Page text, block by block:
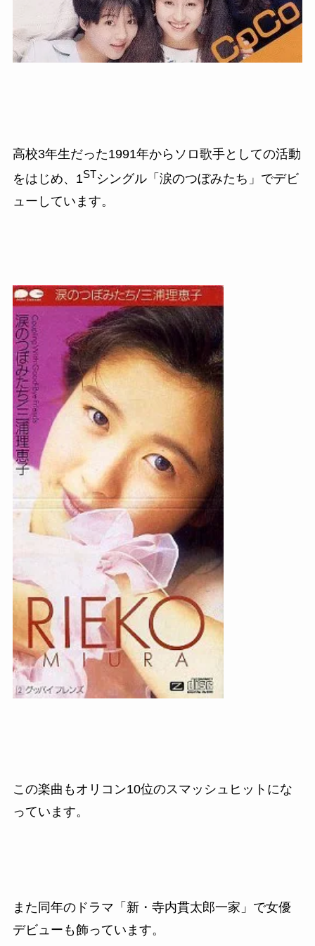
高校3年生だった1991年からソロ歌手としての活動
をはじめ、 1STシングル「涙のつぼみたち」でデビ
ューしています。
この楽曲もオリコン10位のスマッシュヒットにな
っています。
また同年のドラマ「新・寺内貫太郎一家」で女優
デビューも飾っています。